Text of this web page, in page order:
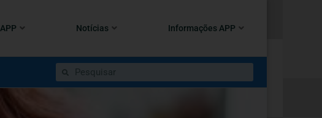
Notícias Informações APP